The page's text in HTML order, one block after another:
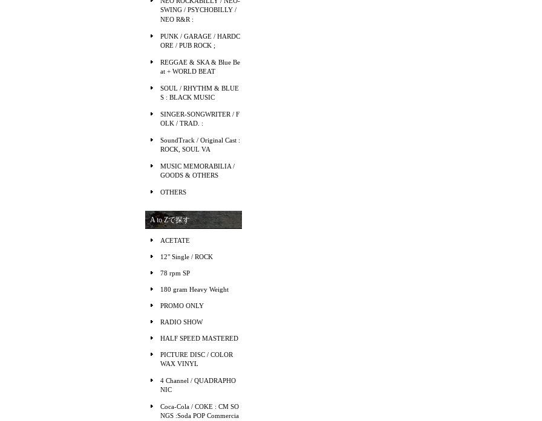
SWING / PSYCHOBILLY /
NEO R&R :
PUNK / GARAGE / HARDC
ORE / PUB ROCK ;
REGGAE & SKA & Blue Be
at + WORLD BEAT
SOUL / RHYTHM & BLUE
S : BLACK MUSIC
SINGER-SONGWRITER / F
OLK / TRAD. :
SoundTrack / Original Cast :
ROCK, SOUL VA
MUSIC MEMORABILIA /
GOODS & OTHERS
OTHERS
A to Zで探す
ACETATE
12" Single / ROCK
78 rpm SP
180 gram Heavy Weight
PROMO ONLY
RADIO SHOW
HALF SPEED MASTERED
PICTURE DISC / COLOR
WAX VINYL
4 Channel / QUADRAPHO
NIC
Coca-Cola / COKE : CM SO
NGS :Soda POP Commercia